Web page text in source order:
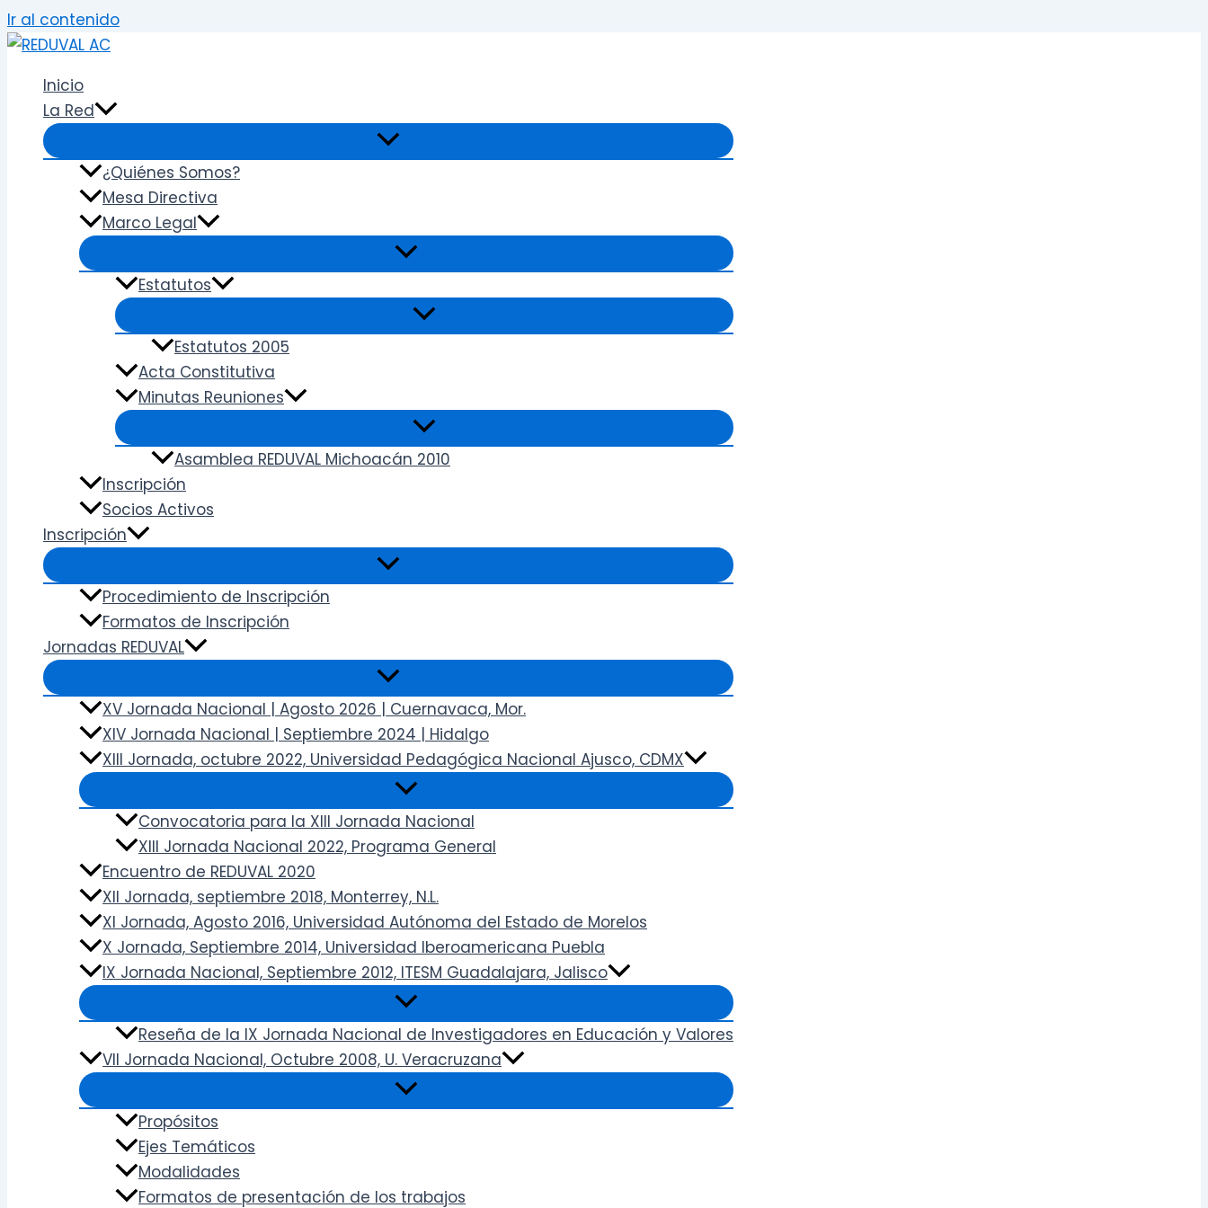
Ir al contenido
Inicio
La Red
¿Quiénes Somos?
Mesa Directiva
Marco Legal
Estatutos
Estatutos 2005
Acta Constitutiva
Minutas Reuniones
Asamblea REDUVAL Michoacán 2010
Inscripción
Socios Activos
Inscripción
Procedimiento de Inscripción
Formatos de Inscripción
Jornadas REDUVAL
XV Jornada Nacional | Agosto 2026 | Cuernavaca, Mor.
XIV Jornada Nacional | Septiembre 2024 | Hidalgo
XIII Jornada, octubre 2022, Universidad Pedagógica Nacional Ajusco, CDMX
Convocatoria para la XIII Jornada Nacional
XIII Jornada Nacional 2022, Programa General
Encuentro de REDUVAL 2020
XII Jornada, septiembre 2018, Monterrey, N.L.
XI Jornada, Agosto 2016, Universidad Autónoma del Estado de Morelos
X Jornada, Septiembre 2014, Universidad Iberoamericana Puebla
IX Jornada Nacional, Septiembre 2012, ITESM Guadalajara, Jalisco
Reseña de la IX Jornada Nacional de Investigadores en Educación y Valores
VII Jornada Nacional, Octubre 2008, U. Veracruzana
Propósitos
Ejes Temáticos
Modalidades
Formatos de presentación de los trabajos